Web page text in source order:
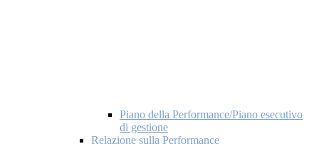
Piano della Performance/Piano esecutivo
di gestione
Relazione sulla Performance